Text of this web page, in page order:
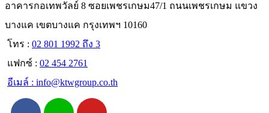
อาคารกอเทพวัลย์ 8 ซอยเพชรเกษม47/1 ถนนเพชรเกษม แขวง
บางแค เขตบางแค กรุงเทพฯ 10160
โทร : 02 801 1992 ถึง 3
แฟกซ์ : 02 454 2761
อีเมล์ : info@ktwgroup.co.th